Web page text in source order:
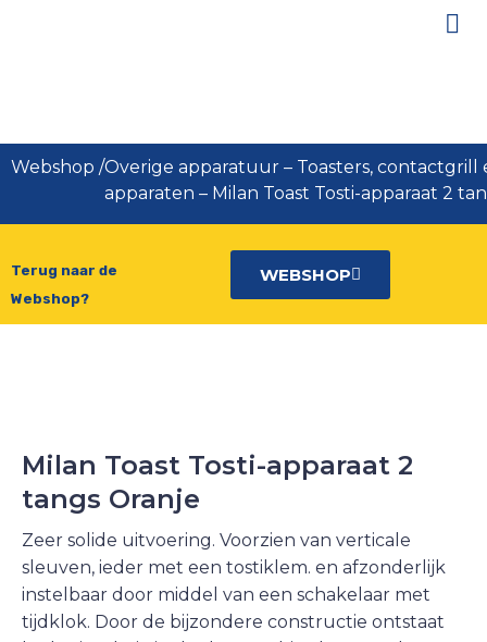
Webshop /Overige apparatuur – Toasters, contactgrill
apparaten – Milan Toast Tosti-apparaat 2
Terug naar de
Webshop?
WEBSHOP
Milan Toast Tosti-apparaat 2
tangs Oranje
Zeer solide uitvoering. Voorzien van verticale
sleuven, ieder met een tostiklem. en afzonderlijk
instelbaar door middel van een schakelaar met
tijdklok. Door de bijzondere constructie ontstaat